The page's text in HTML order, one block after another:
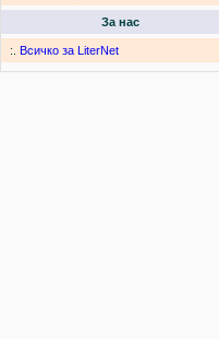
За нас
:. Всичко за LiterNet